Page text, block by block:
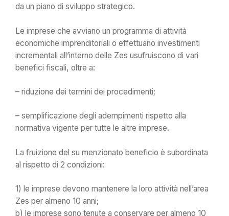
da un piano di sviluppo strategico.
Le imprese che avviano un programma di attività
economiche imprenditoriali o effettuano investimenti
incrementali all’interno delle Zes usufruiscono di vari
benefici fiscali, oltre a:
– riduzione dei termini dei procedimenti;
– semplificazione degli adempimenti rispetto alla
normativa vigente per tutte le altre imprese.
La fruizione del su menzionato beneficio è subordinata
al rispetto di 2 condizioni:
1) le imprese devono mantenere la loro attività nell’area
Zes per almeno 10 anni;
b) le imprese sono tenute a conservare per almeno 10